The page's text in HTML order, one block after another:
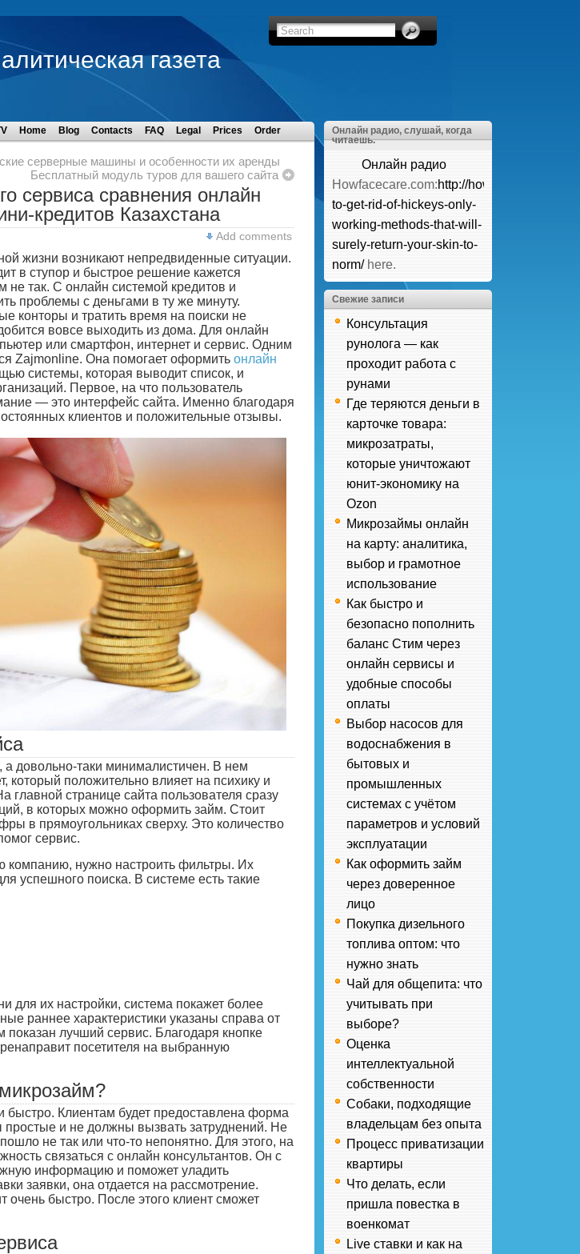
газета
Home Blog Contacts FAQ Legal Prices Order
серверные машины и особенности их аренды
Бесплатный модуль туров для вашего сайта
сервиса сравнения онлайн
кредитов Казахстана
Add comments
жизни возникают непредвиденные ситуации.
в ступор и быстрое решение кажется
так. С онлайн системой кредитов и
проблемы с деньгами в ту же минуту.
конторы и тратить время на поиски не
вовсе выходить из дома. Для онлайн
или смартфон, интернет и сервис. Одним
Zajmonline. Она помогает оформить онлайн
системы, которая выводит список, и
Первое, на что пользователь
— это интерфейс сайта. Именно благодаря
клиентов и положительные отзывы.
а довольно-таки минималистичен. В нем
который положительно влияет на психику и
главной странице сайта пользователя сразу
в которых можно оформить займ. Стоит
в прямоугольниках сверху. Это количество
сервис.
компанию, нужно настроить фильтры. Их
успешного поиска. В системе есть такие
для их настройки, система покажет более
раннее характеристики указаны справа от
лучший сервис. Благодаря кнопке
посетителя на выбранную
быстро. Клиентам будет предоставлена форма
и не должны вызвать затруднений. Не
не так или что-то непонятно. Для этого, на
связаться с онлайн консультантов. Он с
информацию и поможет уладить
заявки, она отдается на рассмотрение.
очень быстро. После этого клиент сможет
Онлайн радио, слушай, когда
читаешь.
Онлайн радио
Howfacecare.com:http://howfacecare.com/
to-get-rid-of-hickeys-only-
working-methods-that-will-
surely-return-your-skin-to-
norm/here.
Свежие записи
Консультация
рунолога — как
проходит работа с
рунами
Где теряются деньги в
карточке товара:
микрозатраты,
которые уничтожают
юнит-экономику на
Ozon
Микрозаймы онлайн
на карту: аналитика,
выбор и грамотное
использование
Как быстро и
безопасно пополнить
баланс Стим через
онлайн сервисы и
удобные способы
оплаты
Выбор насосов для
водоснабжения в
бытовых и
промышленных
системах с учётом
параметров и условий
эксплуатации
Как оформить займ
через доверенное
лицо
Покупка дизельного
топлива оптом: что
нужно знать
Чай для общепита: что
учитывать при
выборе?
Оценка
интеллектуальной
собственности
Собаки, подходящие
владельцам без опыта
Процесс приватизации
квартиры
Что делать, если
пришла повестка в
военкомат
Live ставки и как на